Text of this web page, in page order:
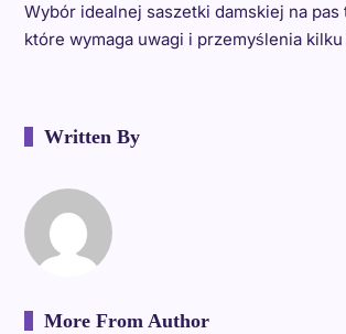
Wybór idealnej saszetki damskiej na pas
które wymaga uwagi i przemyślenia
Written By
More From Author